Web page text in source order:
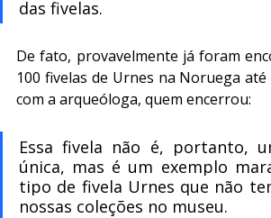
das fivelas.
De fato, provavelmente já foram
100 fivelas de Urnes na Noruega
com a arqueóloga, quem encerrou:
Essa fivela não é, portanto,
única, mas é um exemplo
tipo de fivela Urnes que não
nossas coleções no museu.